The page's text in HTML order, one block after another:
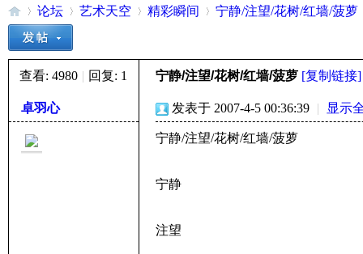
湘»
论坛
›
艺术天空 精彩瞬间
›
宁静/注望/花树/红墙/菠萝
查看: 4980 | 回复: 1 宁静/注望/花树/红墙/菠萝 [复制链接]
卓羽心 发表于 2007-4-5 00:36:39 | 显示
宁静/注望/花树/红墙/菠萝
宁静
注望